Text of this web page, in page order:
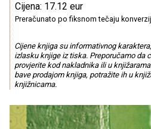
Cijena: 17.12 eur
Preračunato po fiksnom tečaju
Cijene knjiga su informativnog
izlasku knjige iz tiska. Preporučamo da
provjerite kod nakladnika ili u
bave prodajom knjiga, potražite ih u
knjižnicama.